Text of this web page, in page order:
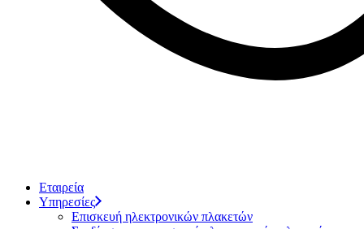
Εταιρεία
Υπηρεσίες
Επισκευή ηλεκτρονικών πλακετών